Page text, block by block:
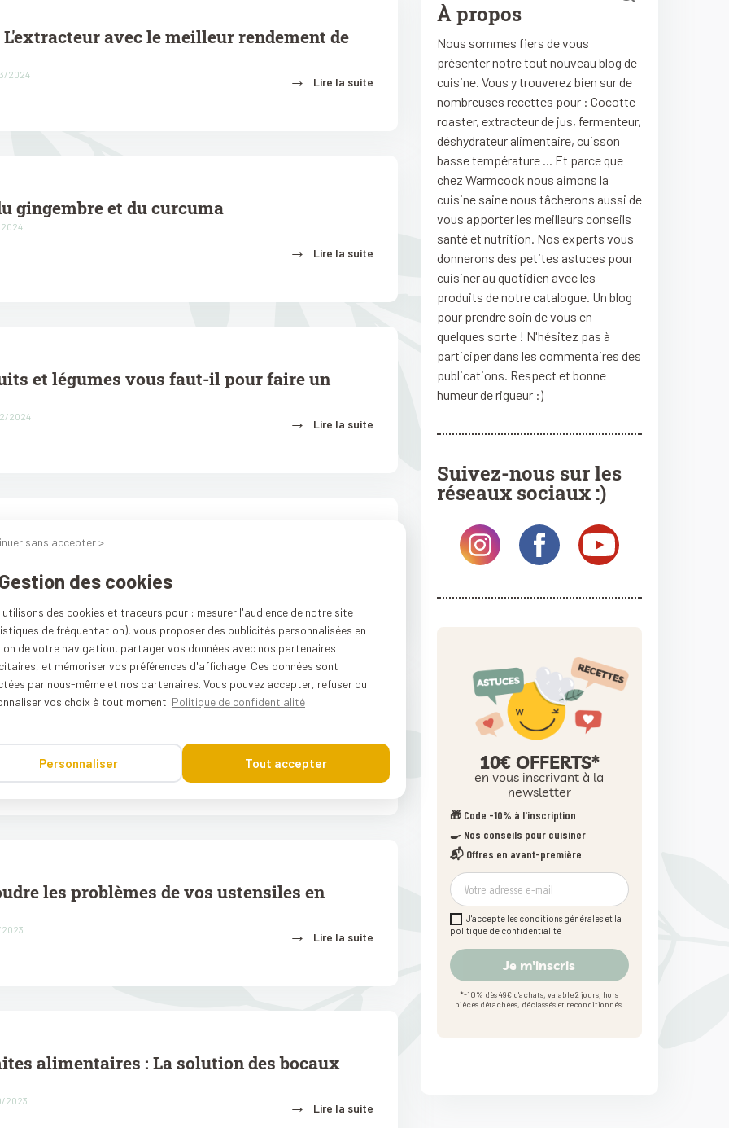
L'extracteur avec le meilleur rendement de
2024 → Lire la suite
gingembre et du curcuma
→ Lire la suite
et légumes vous faut-il pour faire un
2024 → Lire la suite
de jus mains libres Kuvings
pour vos ustensiles en fonte
→ Lire la suite
les problèmes de vos ustensiles en
→ Lire la suite
alimentaires : La solution des bocaux
2023 → Lire la suite
À propos
Nous sommes fiers de vous
présenter notre tout nouveau blog de
cuisine. Vous y trouverez bien sur de
nombreuses recettes pour : Cocotte
roaster, extracteur de jus, fermenteur,
déshydrateur alimentaire, cuisson
basse température ... Et parce que
chez Warmcook nous aimons la
cuisine saine nous tâcherons aussi de
vous apporter les meilleurs conseils
santé et nutrition. Nos experts vous
donnerons des petites astuces pour
cuisiner au quotidien avec les
produits de notre catalogue. Un blog
pour prendre soin de vous en
quelques sorte ! N'hésitez pas à
participer dans les commentaires des
publications. Respect et bonne
humeur de rigueur :)
Suivez-nous sur les
réseaux sociaux :)
10€ OFFERTS*
en vous inscrivant à la
newsletter
🎁 Code -10% à l'inscription
🍳 Nos conseils pour cuisiner
📬 Offres en avant-première
J'accepte les conditions générales et la
politique de confidentialité
Je m'inscris
*-10% dès 49€ d'achats, valable 2 jours, hors
pièces détachées, déclassés et reconditionnés.
sans accepter >
des cookies
utilisons des cookies et traceurs pour : mesurer l'audience de notre site
de fréquentation), vous proposer des publicités personnalisées en
de votre navigation, partager vos données avec nos partenaires
et mémoriser vos préférences d'affichage. Ces données sont
par nous-même et nos partenaires. Vous pouvez accepter, refuser ou
vos choix à tout moment. Politique de confidentialité
Personnaliser Tout accepter